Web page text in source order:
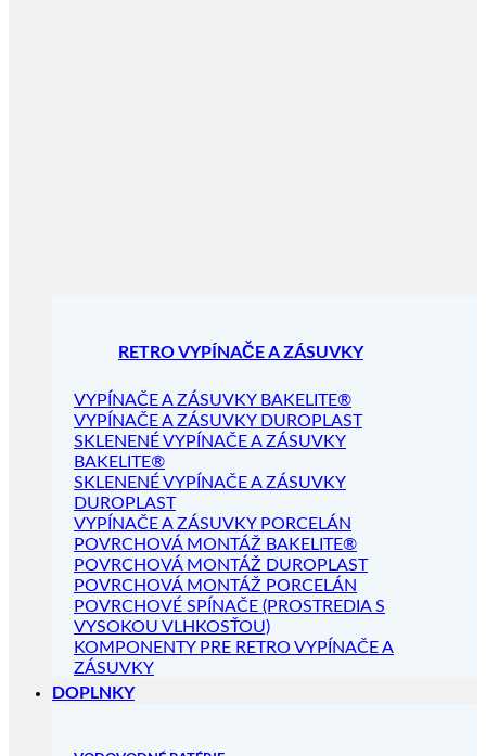
RETRO VYPÍNAČE A ZÁSUVKY
VYPÍNAČE A ZÁSUVKY BAKELITE®
VYPÍNAČE A ZÁSUVKY DUROPLAST
SKLENENÉ VYPÍNAČE A ZÁSUVKY
BAKELITE®
SKLENENÉ VYPÍNAČE A ZÁSUVKY
DUROPLAST
VYPÍNAČE A ZÁSUVKY PORCELÁN
POVRCHOVÁ MONTÁŽ BAKELITE®
POVRCHOVÁ MONTÁŽ DUROPLAST
POVRCHOVÁ MONTÁŽ PORCELÁN
POVRCHOVÉ SPÍNAČE (PROSTREDIA S
VYSOKOU VLHKOSŤOU)
KOMPONENTY PRE RETRO VYPÍNAČE A
ZÁSUVKY
DOPLNKY